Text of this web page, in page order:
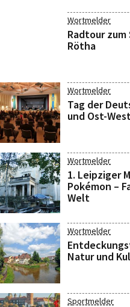
Wortmelder
Radtour
Rötha
Wortmelder
Tag der
und Ost-
Wortmelder
1. Leipziger
Pokémon –
Welt
Wortmelder
Natur und
Sportmelder